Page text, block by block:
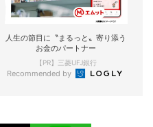
人生の節目に〝まるっと〟寄り添う
お金のパートナー
【PR】三菱UFJ銀行
Recommended by